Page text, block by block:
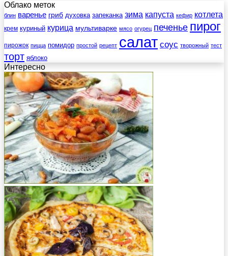
Облако меток
блин варенье гриб духовка запеканка зима капуста кефир котлета
крем куриный курица мультиварке мясо огурец печенье пирог
пирожок пицца помидор простой рецепт салат соус творожный тест
торт яблоко
Интересно